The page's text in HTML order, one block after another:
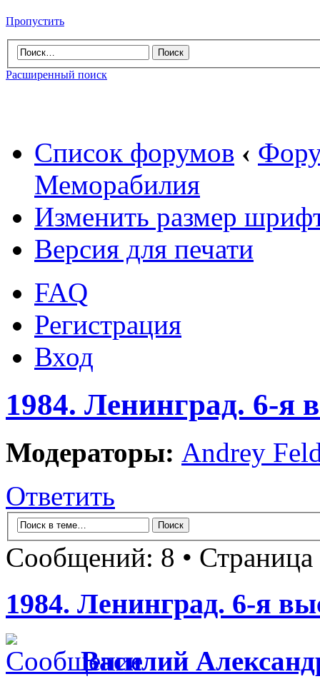
Пропустить
Расширенный поиск
Список форумов ‹
Меморабилия
Изменить размер
Версия для печати
FAQ
Регистрация
Вход
1984. Ленинград. 6-я
Модераторы: Andrey
Ответить
Сообщений: 8 • Страница
1984. Ленинград. 6-я
Василий